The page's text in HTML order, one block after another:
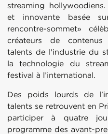
streaming
et innovante basée
rencontre-sommet»
créateurs de contenus
talents de l'industrie du
la technologie du
festival à l’international.
Des poids lourds de
talents se retrouvent en
participer à quatre
programme des avant-